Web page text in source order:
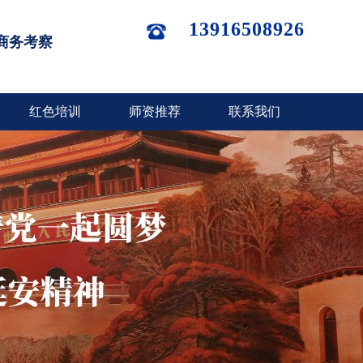
务考察
13916508926
红色培训 师资推荐 联系我们